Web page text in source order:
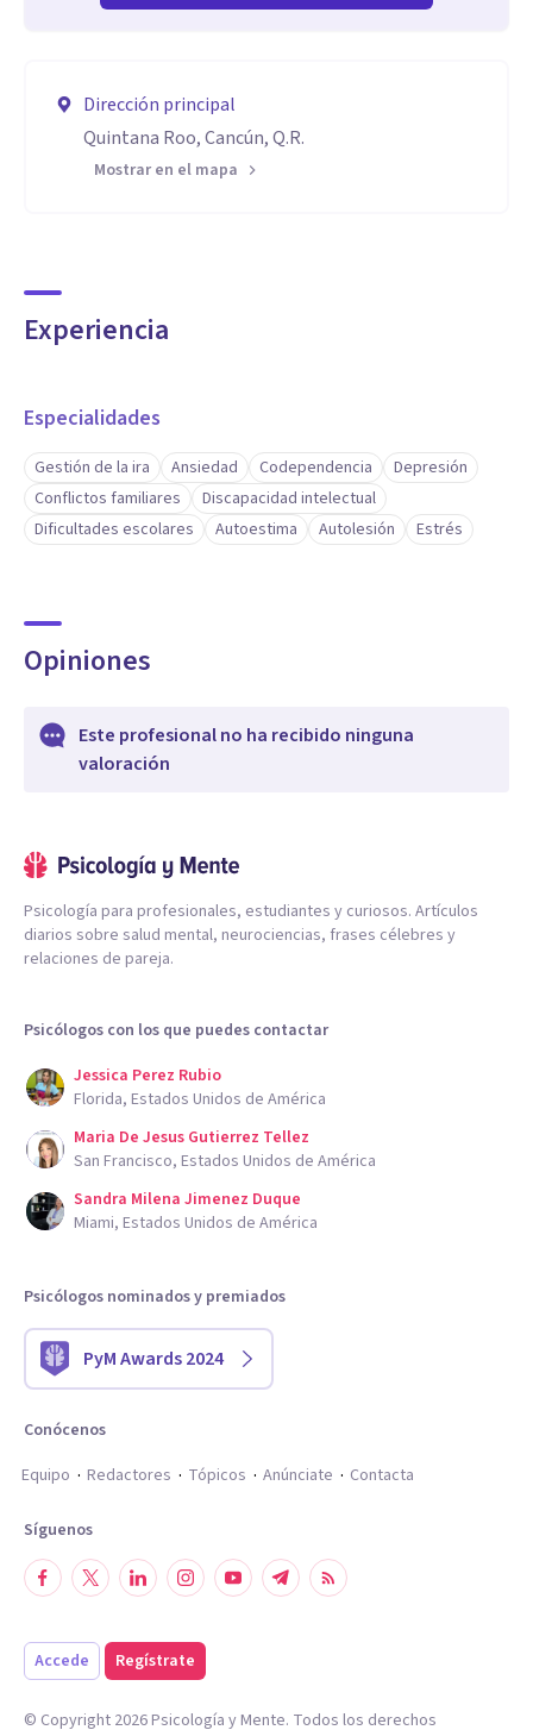
Dirección principal
Quintana Roo, Cancún, Q.R.
Mostrar en el mapa
Experiencia
Especialidades
Gestión de la ira Ansiedad Codependencia
Depresión
Conflictos familiares
Discapacidad intelectual
Dificultades escolares
Autoestima Autolesión Estrés
Opiniones
Este profesional no ha recibido ninguna
valoración
Psicología para profesionales, estudiantes y curiosos. Artículos
diarios sobre salud mental, neurociencias, frases célebres y
relaciones de pareja.
Psicólogos con los que puedes contactar
Jessica Perez Rubio
Florida, Estados Unidos de América
Maria De Jesus Gutierrez Tellez
San Francisco, Estados Unidos de América
Sandra Milena Jimenez Duque
Miami, Estados Unidos de América
Psicólogos nominados y premiados
PyM Awards 2024
Conócenos
Equipo
Redactores Tópicos Anúnciate Contacta
Síguenos
Accede Regístrate
© Copyright 2026Psicología y Mente. Todos los derechos